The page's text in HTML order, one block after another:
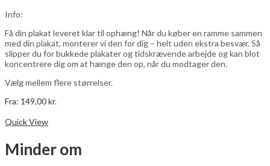
Info:
Få din plakat leveret klar til ophæng! Når du køber en ramme sammen
med din plakat, monterer vi den for dig – helt uden ekstra besvær. Så
slipper du for bukkede plakater og tidskrævende arbejde og kan blot
koncentrere dig om at hænge den op, når du modtager den.
Vælg mellem flere størrelser.
Fra: 149,00kr.
varianter.
Quick View
Minder om